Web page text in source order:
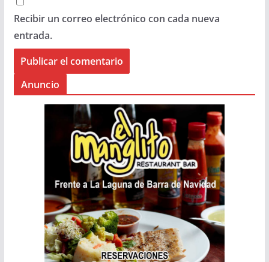
Recibir un correo electrónico con cada nueva
entrada.
Anuncio